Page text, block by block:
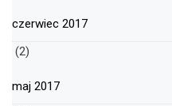
czerwiec 2017
(2)
maj 2017